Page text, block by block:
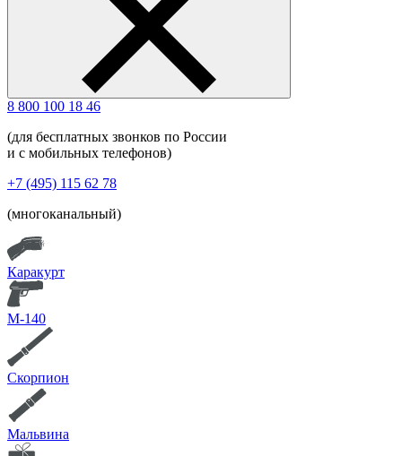
8 800 100 18 46
(для бесплатных звонков по России
и с мобильных телефонов)
+7 (495) 115 62 78
(многоканальный)
Каракурт
М-140
Скорпион
Мальвина